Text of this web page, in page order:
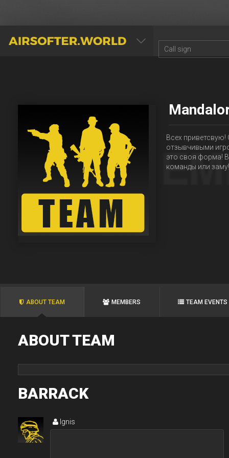
AIRSOFTER.WORLD
Всех
отзывчивыми
это своя форма!
команды или
ABOUT TEAM MEMBERS TEAM EVENTS
ABOUT TEAM
BARRACK
Ignis